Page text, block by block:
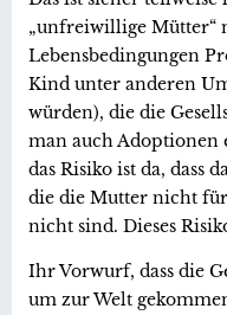
„unfreiwillige Mütter“
Lebensbedingungen
Kind unter anderen
würden), die die
man auch Adoptionen
das Risiko ist da, dass
die die Mutter nicht
nicht sind. Dieses
Ihr Vorwurf, dass die
um zur Welt